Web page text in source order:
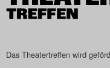
Das
Das Theatertreffen wird